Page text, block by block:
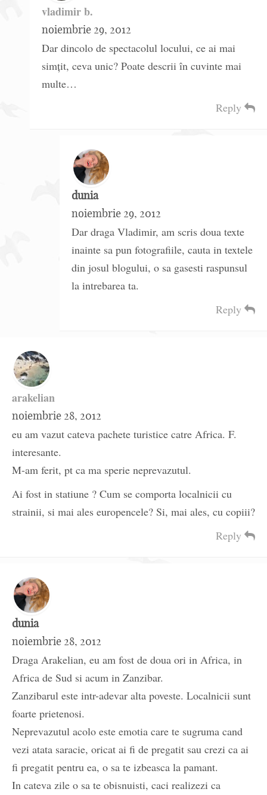
vladimir b.
noiembrie 29, 2012
Dar dincolo de spectacolul locului, ce ai mai
simţit, ceva unic? Poate descrii în cuvinte mai
multe…
Reply
dunia
noiembrie 29, 2012
Dar draga Vladimir, am scris doua texte
inainte sa pun fotografiile, cauta in textele
din josul blogului, o sa gasesti raspunsul
la intrebarea ta.
Reply
arakelian
noiembrie 28, 2012
eu am vazut cateva pachete turistice catre Africa. F.
interesante.
M-am ferit, pt ca ma sperie neprevazutul.
Ai fost in statiune ? Cum se comporta localnicii cu
strainii, si mai ales europencele? Si, mai ales, cu copiii?
Reply
dunia
noiembrie 28, 2012
Draga Arakelian, eu am fost de doua ori in Africa, in
Africa de Sud si acum in Zanzibar.
Zanzibarul este intr-adevar alta poveste. Localnicii sunt
foarte prietenosi.
Neprevazutul acolo este emotia care te sugruma cand
vezi atata saracie, oricat ai fi de pregatit sau crezi ca ai
fi pregatit pentru ea, o sa te izbeasca la pamant.
In cateva zile o sa te obisnuisti, caci realizezi ca